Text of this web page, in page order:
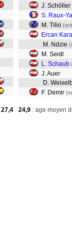
J. Schöller
S. Raux-
M. Tilio
Ercan Kara
M. Ndzie
M. Seidl
L. Schaub
J. Auer
D.
F. Demir
27,4 24,9 : age moyen